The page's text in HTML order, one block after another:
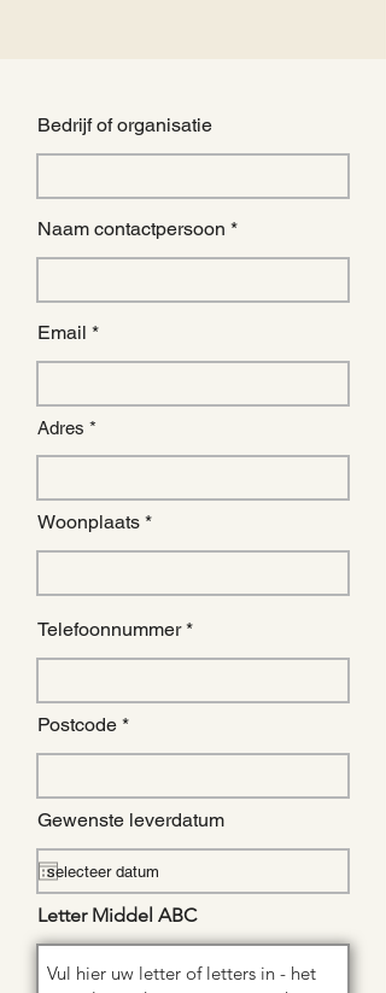
Bedrijf of organisatie
Naam contactpersoon
Email
Adres
Woonplaats
Telefoonnummer
Postcode
Gewenste leverdatum
Letter Middel ABC